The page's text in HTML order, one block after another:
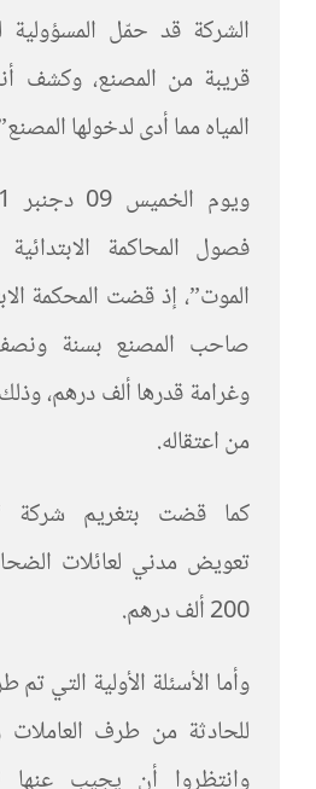
الشركة قد حمّل
قريبة من المصنع، وكشف
المياه مما أدى لدخولها
فصول المحاكمة
الموت”، إذ قضت المحكمة
صاحب المصنع بسنة
وغرامة قدرها ألف درهم،
من اعتقاله.
كما قضت بتغريم شركة
تعويض مدني لعائلات
200 ألف درهم.
وأما الأسئلة الأولية التي تم
للحادثة من طرف العاملات